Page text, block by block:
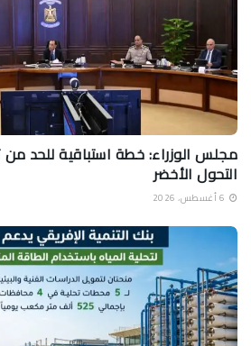
مجلس الوزراء: خطة استباقية للحد
التحول الأخضر